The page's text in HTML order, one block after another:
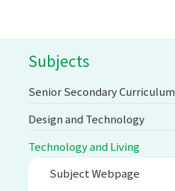
Subjects
Senior Secondary Curriculum
Design and Technology
Technology and Living
Subject Webpage